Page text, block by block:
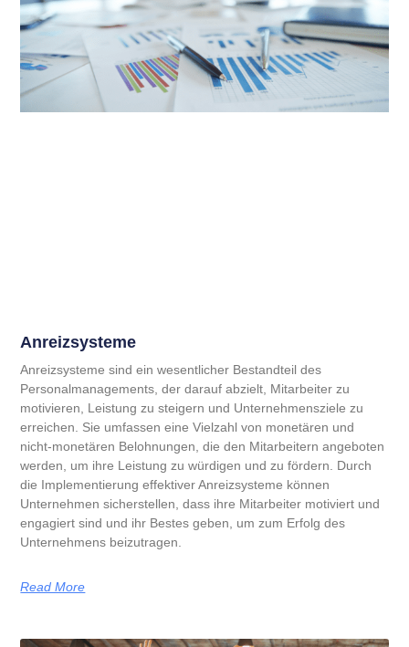
Anreizsysteme
Anreizsysteme sind ein wesentlicher Bestandteil des
Personalmanagements, der darauf abzielt, Mitarbeiter zu
motivieren, Leistung zu steigern und Unternehmensziele zu
erreichen. Sie umfassen eine Vielzahl von monetären und
nicht-monetären Belohnungen, die den Mitarbeitern angeboten
werden, um ihre Leistung zu würdigen und zu fördern. Durch
die Implementierung effektiver Anreizsysteme können
Unternehmen sicherstellen, dass ihre Mitarbeiter motiviert und
engagiert sind und ihr Bestes geben, um zum Erfolg des
Unternehmens beizutragen.
Read More